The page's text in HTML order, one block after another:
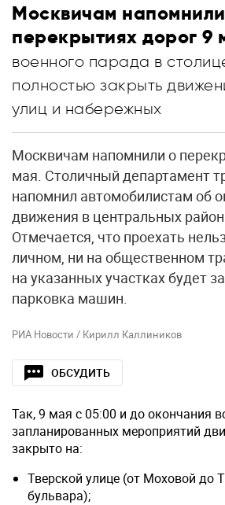
Москвичам
перекрытиях дорог 9
военного парада в
полностью закрыть
улиц и набережных
Москвичам напомнили о
мая. Столичный департамент
напомнил автомобилистам об
движения в центральных
Отмечается, что проехать
личном, ни на общественном
на указанных участках будет
парковка машин.
РИА Новости / Кирилл Каллиников
ОБСУДИТЬ
Так, 9 мая с 05:00 и до окончания
запланированных мероприятий
закрыто на:
Тверской улице (от Моховой до
бульвара);